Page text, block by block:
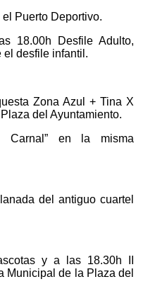
Puerto Deportivo.
18.00h Desfile Adulto,
el desfile infantil.
Zona Azul + Tina X
del Ayuntamiento.
Carnal” en la misma
del antiguo cuartel
y a las 18.30h II
Municipal de la Plaza del